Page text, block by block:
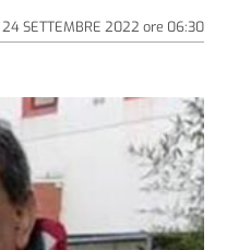
24 SETTEMBRE 2022 ore 06:30